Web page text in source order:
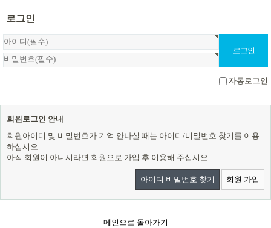
로그인
자동로그인
회원로그인 안내
회원아이디 및 비밀번호가 기억 안나실 때는 아이디/비밀번호 찾기를 이용
하십시오.
아직 회원이 아니시라면 회원으로 가입 후 이용해 주십시오.
아이디 비밀번호 찾기 회원 가입
메인으로 돌아가기